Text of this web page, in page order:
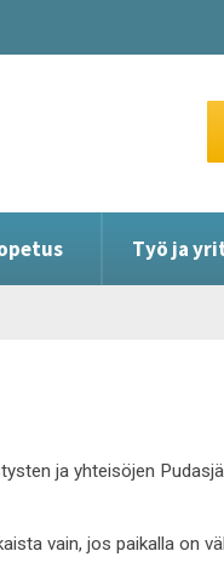
Työ ja
ja yhteisöjen
vain, jos paikalla on